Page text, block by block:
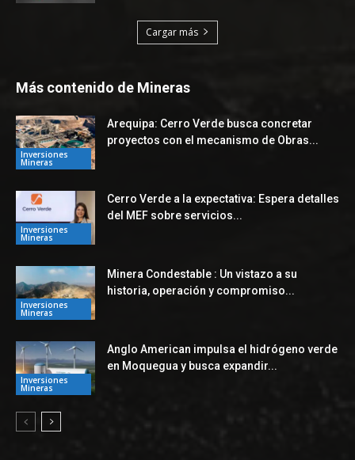
Cargar más
Más contenido de Mineras
Inversiones
Mineras
Arequipa: Cerro Verde busca concretar
proyectos con el mecanismo de Obras...
Inversiones
Mineras
Cerro Verde a la expectativa: Espera detalles
del MEF sobre servicios...
Inversiones
Mineras
Minera Condestable : Un vistazo a su
historia, operación y compromiso...
Inversiones
Mineras
Anglo American impulsa el hidrógeno verde
en Moquegua y busca expandir...